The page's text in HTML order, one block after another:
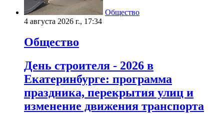
Общество
4 августа 2026 г., 17:34
Общество
День строителя - 2026 в
Екатеринбурге: программа
праздника, перекрытия улиц и
изменение движения транспорта